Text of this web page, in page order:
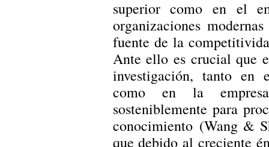
superior como en el
organizaciones
fuente de la
Ante ello es crucial que
investigación, tanto en
como en la
sosteniblemente para
conocimiento (Wang &
que debido al creciente